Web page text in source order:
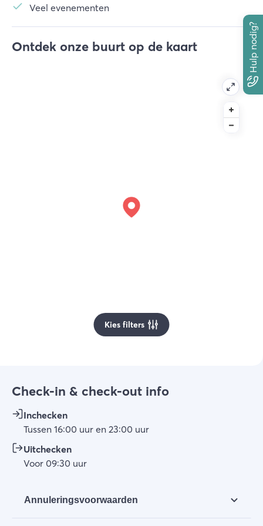
Hulp nodig?
Veel evenementen
Ontdek onze buurt op de kaart
Kies filters
Check-in & check-out info
Inchecken
Tussen 16:00 uur en 23:00 uur
Uitchecken
Voor 09:30 uur
Annuleringsvoorwaarden